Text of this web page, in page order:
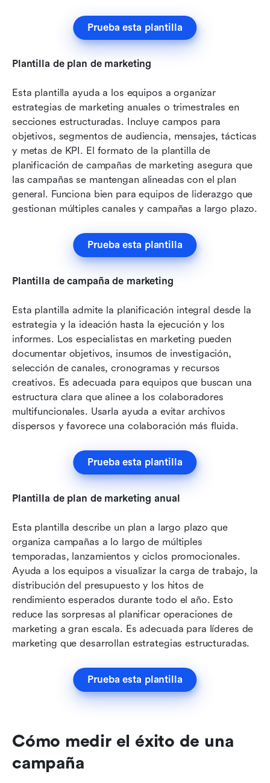
Prueba esta plantilla
Plantilla de plan de marketing
Esta plantilla ayuda a los equipos a organizar
estrategias de marketing anuales o trimestrales en
secciones estructuradas. Incluye campos para
objetivos, segmentos de audiencia, mensajes, tácticas
y metas de KPI. El formato de la plantilla de
planificación de campañas de marketing asegura que
las campañas se mantengan alineadas con el plan
general. Funciona bien para equipos de liderazgo que
gestionan múltiples canales y campañas a largo plazo.
Prueba esta plantilla
Plantilla de campaña de marketing
Esta plantilla admite la planificación integral desde la
estrategia y la ideación hasta la ejecución y los
informes. Los especialistas en marketing pueden
documentar objetivos, insumos de investigación,
selección de canales, cronogramas y recursos
creativos. Es adecuada para equipos que buscan una
estructura clara que alinee a los colaboradores
multifuncionales. Usarla ayuda a evitar archivos
dispersos y favorece una colaboración más fluida.
Prueba esta plantilla
Plantilla de plan de marketing anual
Esta plantilla describe un plan a largo plazo que
organiza campañas a lo largo de múltiples
temporadas, lanzamientos y ciclos promocionales.
Ayuda a los equipos a visualizar la carga de trabajo, la
distribución del presupuesto y los hitos de
rendimiento esperados durante todo el año. Esto
reduce las sorpresas al planificar operaciones de
marketing a gran escala. Es adecuada para líderes de
marketing que desarrollan estrategias estructuradas.
Prueba esta plantilla
Cómo medir el éxito de una
campaña